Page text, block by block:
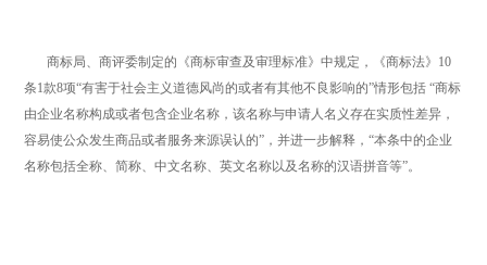
商标局、商评委制定的《商标审查及审理标准》中规定，《商标法》10
条1款8项“有害于社会主义道德风尚的或者有其他不良影响的”情形包括 “商标
由企业名称构成或者包含企业名称，该名称与申请人名义存在实质性差异，
容易使公众发生商品或者服务来源误认的”，并进一步解释，“本条中的企业
名称包括全称、简称、中文名称、英文名称以及名称的汉语拼音等”。